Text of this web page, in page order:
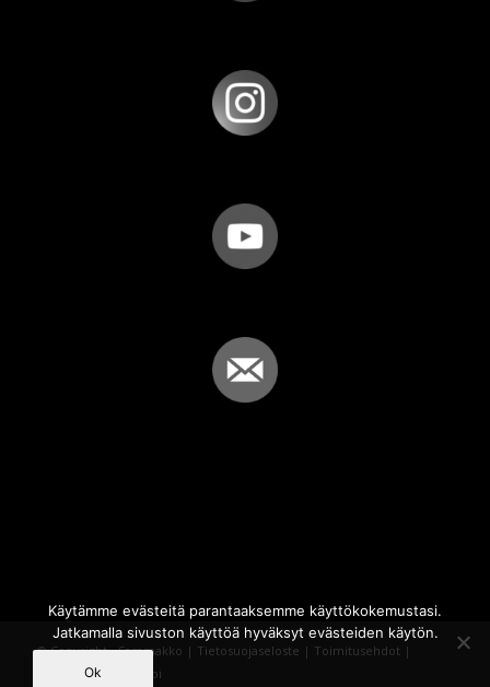
© Copyright - Sammakko | Tietosuojaseloste | Toimitusehdot |
Powered by
iQWebbi
Käytämme evästeitä parantaaksemme käyttökokemustasi.
Jatkamalla sivuston käyttöä hyväksyt evästeiden käytön.
Ok